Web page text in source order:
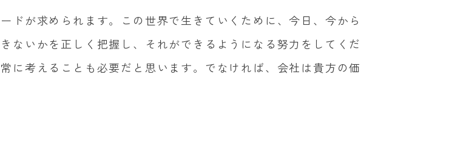
ドが求められます。この世界で生きていくために、今日、今から
ないかを正しく把握し、それができるようになる努力をしてくだ
に考えることも必要だと思います。でなければ、会社は貴方の価